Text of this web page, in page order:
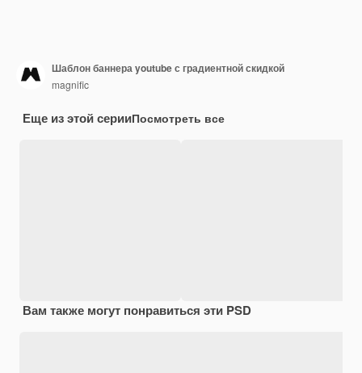
Шаблон баннера youtube с градиентной скидкой
magnific
Еще из этой серииПосмотреть все
Вам также могут понравиться эти PSD